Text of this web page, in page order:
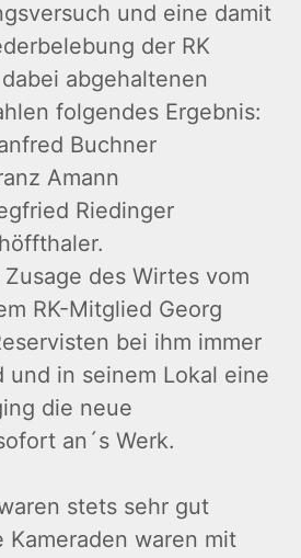
und eine damit
der RK
abgehaltenen
folgendes Ergebnis:
Buchner
Amann
Riedinger
des Wirtes vom
RK-Mitglied Georg
bei ihm immer
und in seinem Lokal eine
die neue
an´s Werk.
stets sehr gut
Kameraden waren mit